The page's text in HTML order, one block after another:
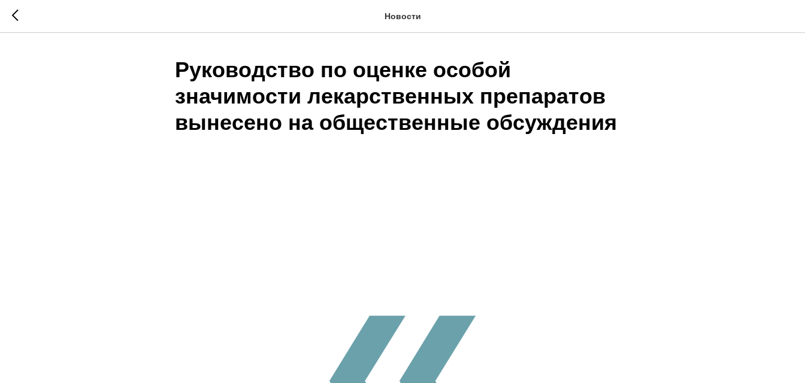
Новости
Руководство по оценке особой
значимости лекарственных препаратов
вынесено на общественные обсуждения